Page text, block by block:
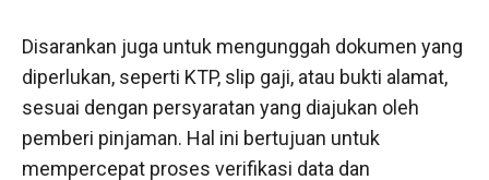
Disarankan juga untuk mengunggah dokumen yang
diperlukan, seperti KTP, slip gaji, atau bukti alamat,
sesuai dengan persyaratan yang diajukan oleh
pemberi pinjaman. Hal ini bertujuan untuk
mempercepat proses verifikasi data dan